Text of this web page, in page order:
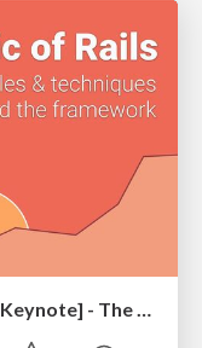
[Rails World 2023 - Day 1 Closing Keynote] - The Magic of Rails